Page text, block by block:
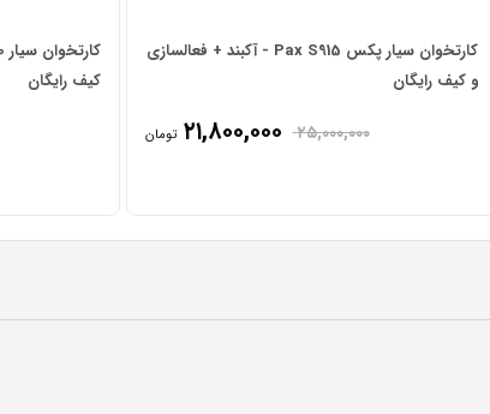
کارتخوان سیار پکس Pax S915 - آکبند + فعالسازی
و کیف رایگان
۲۵,۰۰۰,۰۰۰ ۲۱,۸۰۰,۰۰۰ تومان
کیف رایگان